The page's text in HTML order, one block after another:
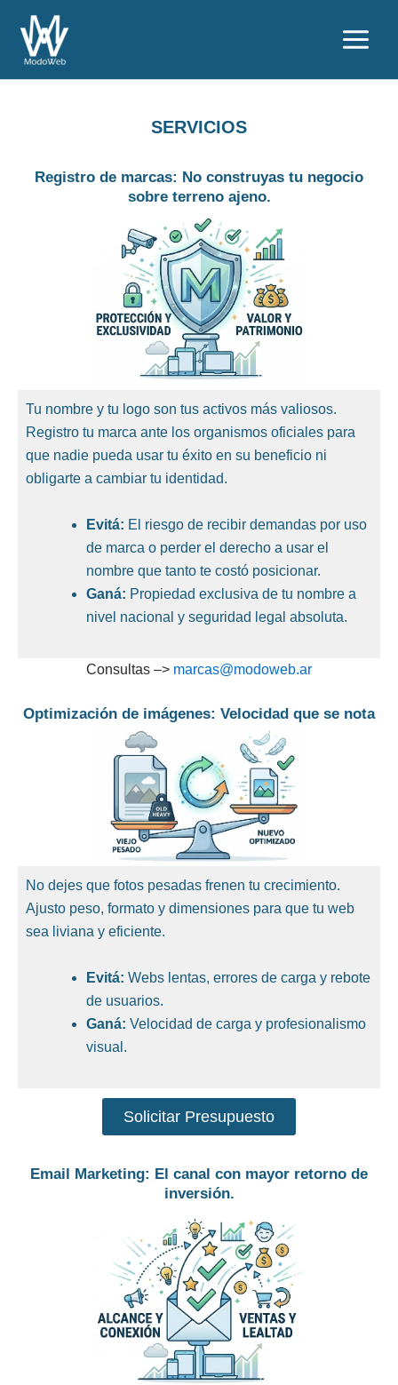
contenido
SERVICIOS
Registro de marcas: No construyas tu negocio
sobre terreno ajeno.
Tu nombre y tu logo son tus activos más valiosos.
Registro tu marca ante los organismos oficiales para
que nadie pueda usar tu éxito en su beneficio ni
obligarte a cambiar tu identidad.
Evitá: El riesgo de recibir demandas por uso
de marca o perder el derecho a usar el
nombre que tanto te costó posicionar.
Ganá: Propiedad exclusiva de tu nombre a
nivel nacional y seguridad legal absoluta.
Consultas –> marcas@modoweb.ar
Optimización de imágenes: Velocidad que se nota
No dejes que fotos pesadas frenen tu crecimiento.
Ajusto peso, formato y dimensiones para que tu web
sea liviana y eficiente.
Evitá: Webs lentas, errores de carga y rebote
de usuarios.
Ganá: Velocidad de carga y profesionalismo
visual.
Solicitar Presupuesto
Email Marketing: El canal con mayor retorno de
inversión.